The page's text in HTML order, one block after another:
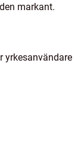
markant.
yrkesanvändare